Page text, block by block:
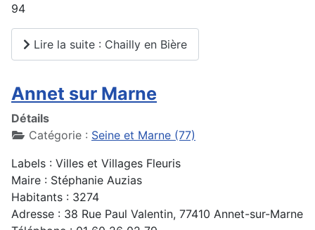
94
Lire la suite : Chailly en Bière
Annet sur Marne
Détails
Catégorie : Seine et Marne (77)
Labels : Villes et Villages Fleuris
Maire : Stéphanie Auzias
Habitants : 3274
Adresse : 38 Rue Paul Valentin, 77410 Annet-sur-Marne